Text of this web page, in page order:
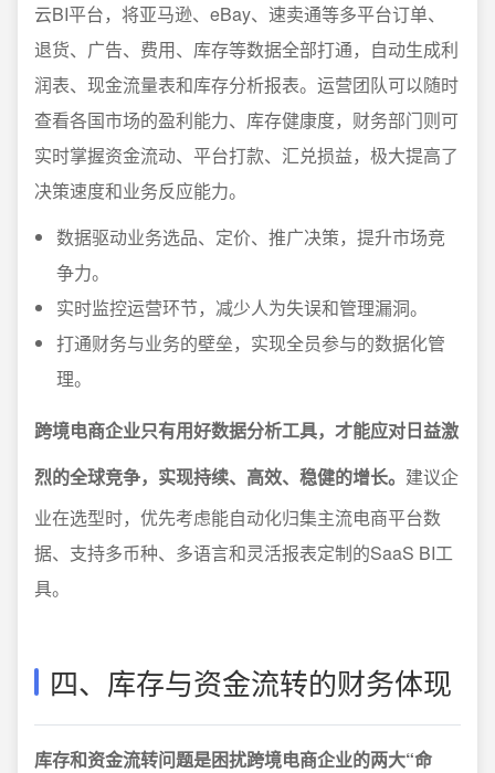
云BI平台，将亚马逊、eBay、速卖通等多平台订单、
退货、广告、费用、库存等数据全部打通，自动生成利
润表、现金流量表和库存分析报表。运营团队可以随时
查看各国市场的盈利能力、库存健康度，财务部门则可
实时掌握资金流动、平台打款、汇兑损益，极大提高了
决策速度和业务反应能力。
数据驱动业务选品、定价、推广决策，提升市场竞
争力。
实时监控运营环节，减少人为失误和管理漏洞。
打通财务与业务的壁垒，实现全员参与的数据化管
理。
跨境电商企业只有用好数据分析工具，才能应对日益激
烈的全球竞争，实现持续、高效、稳健的增长。 建议企
业在选型时，优先考虑能自动化归集主流电商平台数
据、支持多币种、多语言和灵活报表定制的SaaS BI工
具。
四、库存与资金流转的财务体现
库存和资金流转问题是困扰跨境电商企业的两大“命